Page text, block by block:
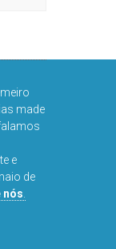
made
e
de
nós